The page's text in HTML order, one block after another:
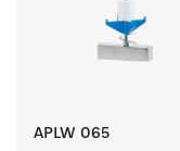
APLW 065